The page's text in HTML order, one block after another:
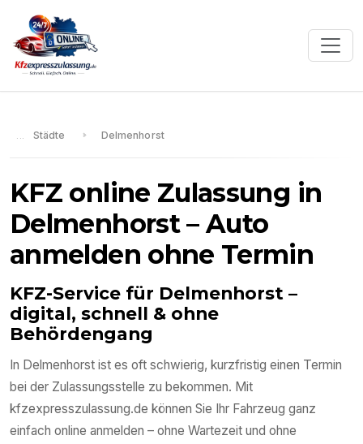
Städte Delmenhorst
KFZ online Zulassung in
Delmenhorst– Auto
anmelden ohne Termin
KFZ-Service für Delmenhorst –
digital, schnell & ohne
Behördengang
In Delmenhorst ist es oft schwierig, kurzfristig einen Termin
bei der Zulassungsstelle zu bekommen. Mit
kfzexpresszulassung.de können Sie Ihr Fahrzeug ganz
einfach online anmelden – ohne Wartezeit und ohne